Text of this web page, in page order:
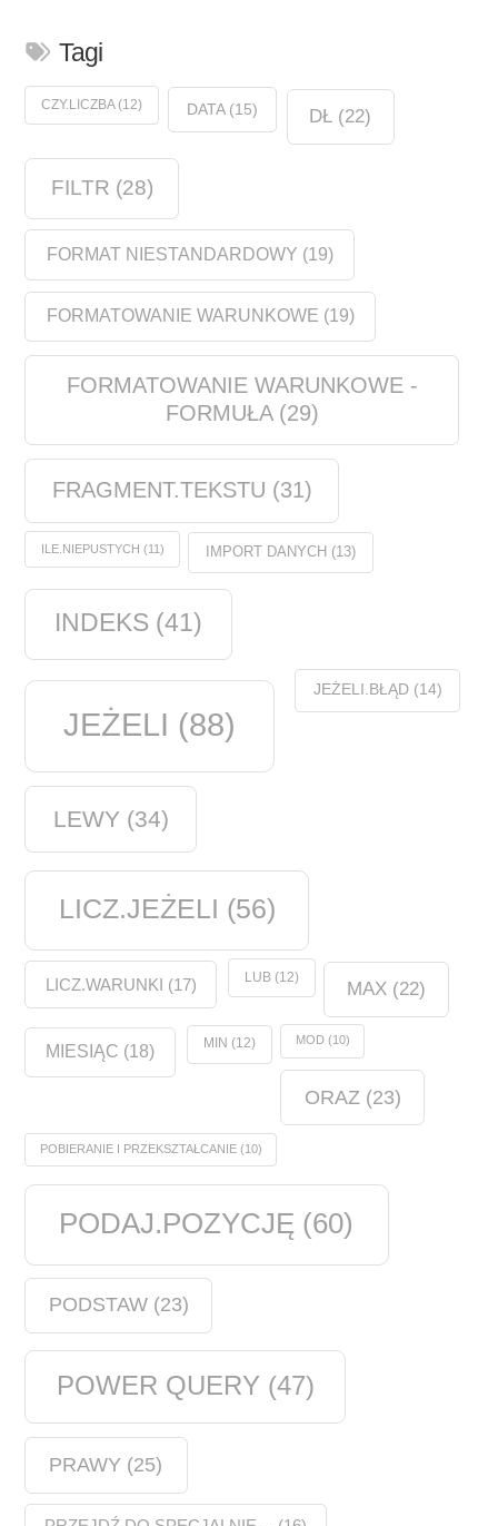
Tagi
CZY.LICZBA(12) DATA(15) DŁ (22)
FILTR (28)
FORMAT NIESTANDARDOWY (19)
FORMATOWANIE WARUNKOWE (19)
FORMATOWANIE WARUNKOWE -
FORMUŁA(29)
FRAGMENT.TEKSTU (31)
ILE.NIEPUSTYCH (11) IMPORT DANYCH (13)
INDEKS (41)
JEŻELI (88)
JEŻELI.BŁĄD(14)
LEWY (34)
LICZ.JEŻELI (56)
LICZ.WARUNKI (17) LUB(12)
MAX(22)
MIESIĄC (18) MIN (12) MOD(10)
ORAZ (23)
POBIERANIE I PRZEKSZTAŁCANIE(10)
PODAJ.POZYCJĘ (60)
PODSTAW(23)
POWER QUERY (47)
PRAWY (25)